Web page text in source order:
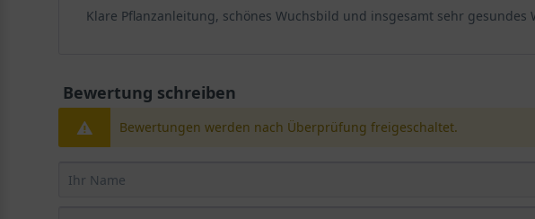
und werden von einem gelblichen oder braunen Rand umgeben. In
Bewässerung können helfen, das Auftreten dieser Krankheit zu vermeiden.
Der Rhododendron Hybride 'Violette Funken' ist anfällig für verschiedene
Klare Pflanzanleitung, schönes Wuchsbild und insgesamt sehr gesundes
Bewertung schreiben
Bewertungen werden nach Überprüfung freigeschaltet.